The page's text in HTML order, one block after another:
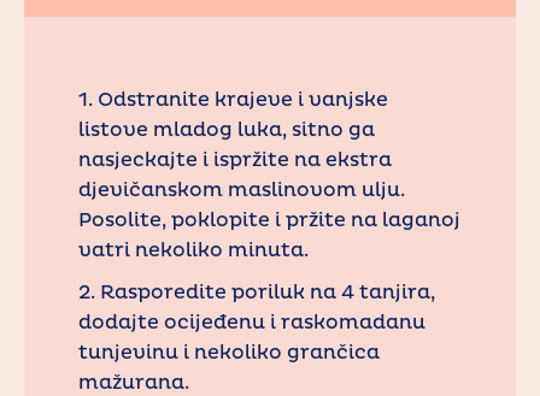
1. Odstranite krajeve i vanjske
listove mladog luka, sitno ga
nasjeckajte i ispržite na ekstra
djevičanskom maslinovom ulju.
Posolite, poklopite i pržite na laganoj
vatri nekoliko minuta.
2. Rasporedite poriluk na 4 tanjira,
dodajte ocijeđenu i raskomadanu
tunjevinu i nekoliko grančica
mažurana.